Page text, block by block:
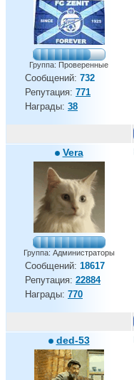
Группа: Проверенные
Сообщений: 732
Репутация: 771
Награды: 38
Vera
Группа: Администраторы
Сообщений: 18617
Репутация: 22884
Награды: 770
ded-53